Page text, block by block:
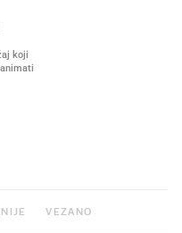
VEZANO